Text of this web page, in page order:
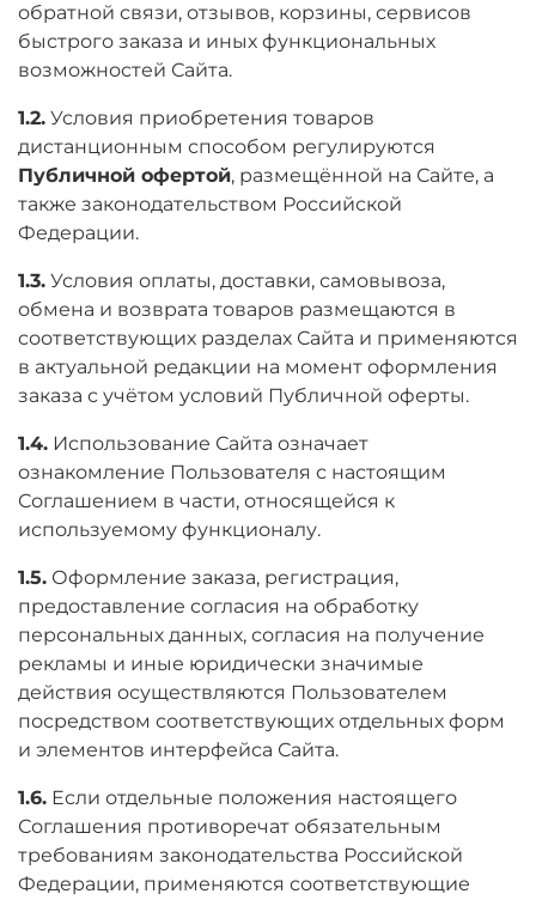
обратной связи, отзывов, корзины, сервисов
быстрого заказа и иных функциональных
возможностей Сайта.
1.2. Условия приобретения товаров
дистанционным способом регулируются
Публичной офертой, размещённой на Сайте, а
также законодательством Российской
Федерации.
1.3. Условия оплаты, доставки, самовывоза,
обмена и возврата товаров размещаются в
соответствующих разделах Сайта и применяются
в актуальной редакции на момент оформления
заказа с учётом условий Публичной оферты.
1.4. Использование Сайта означает
ознакомление Пользователя с настоящим
Соглашением в части, относящейся к
используемому функционалу.
1.5. Оформление заказа, регистрация,
предоставление согласия на обработку
персональных данных, согласия на получение
рекламы и иные юридически значимые
действия осуществляются Пользователем
посредством соответствующих отдельных форм
и элементов интерфейса Сайта.
1.6. Если отдельные положения настоящего
Соглашения противоречат обязательным
требованиям законодательства Российской
Федерации, применяются соответствующие